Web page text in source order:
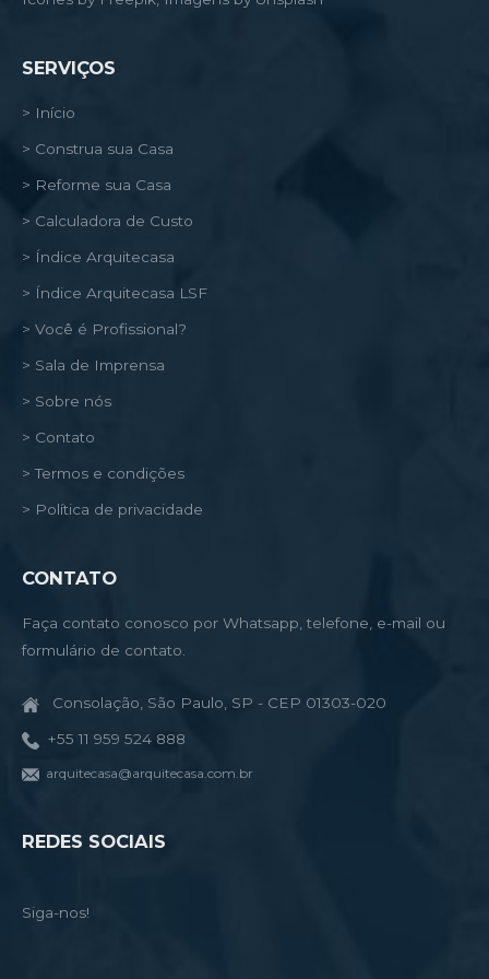
SERVIÇOS
> Início
> Construa sua Casa
> Reforme sua Casa
> Calculadora de Custo
> Índice Arquitecasa
> Índice Arquitecasa LSF
> Você é Profissional?
> Sala de Imprensa
> Sobre nós
> Contato
> Termos e condições
> Política de privacidade
CONTATO
Faça contato conosco por Whatsapp, telefone, e-mail ou
formulário de contato.
Consolação, São Paulo, SP - CEP 01303-020
+55 11 959 524 888
arquitecasa@arquitecasa.com.br
REDES SOCIAIS
Siga-nos!